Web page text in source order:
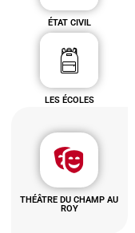
ÉTAT CIVIL
LES ÉCOLES
THÉÂTRE DU CHAMP AU
ROY